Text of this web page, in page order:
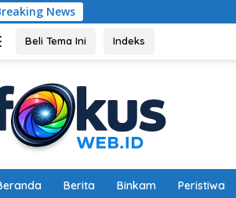
News Dukung Ketahanan
Beli Tema Ini Indeks
Berita Binkam Peristiwa